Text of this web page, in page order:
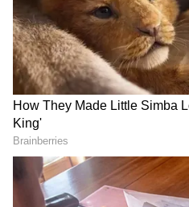
Image Credit : Getty
టీనా అంబానీ..
ముఖేష్ అంబానీ తమ్ముడు
వ్యాపారవేత్తే. అనిల్ అంబానీ
అంబానీని పెళ్లి చేసుకున్నారు.
మోస్ట్ ఎలిజిబుల్ బ్యాచులర్
లో ఫేమస్ హీరోయిన్. వీరిద్దరి